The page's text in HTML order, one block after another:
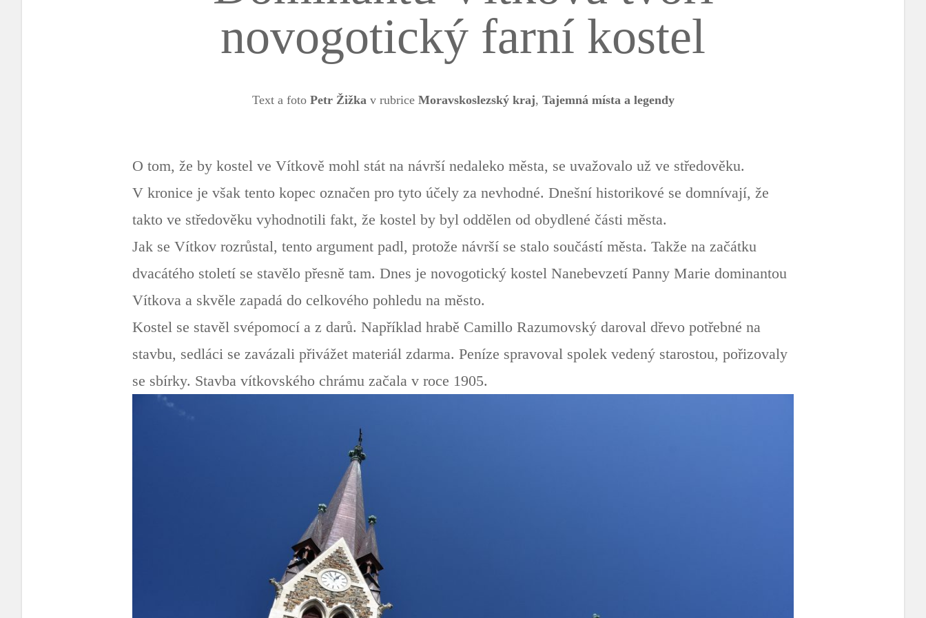
novogotický farní kostel
Text a foto Petr Žižkav rubrice Moravskoslezský kraj, Tajemná místa a legendy
O tom, že by kostel ve Vítkově mohl stát na návrší nedaleko města, se uvažovalo už ve středověku.
V kronice je však tento kopec označen pro tyto účely za nevhodné. Dnešní historikové se domnívají, že
takto ve středověku vyhodnotili fakt, že kostel by byl oddělen od obydlené části města.
Jak se Vítkov rozrůstal, tento argument padl, protože návrší se stalo součástí města. Takže na začátku
dvacátého století se stavělo přesně tam. Dnes je novogotický kostel Nanebevzetí Panny Marie dominantou
Vítkova a skvěle zapadá do celkového pohledu na město.
Kostel se stavěl svépomocí a z darů. Například hrabě Camillo Razumovský daroval dřevo potřebné na
stavbu, sedláci se zavázali přivážet materiál zdarma. Peníze spravoval spolek vedený starostou, pořizovaly
se sbírky. Stavba vítkovského chrámu začala v roce 1905.